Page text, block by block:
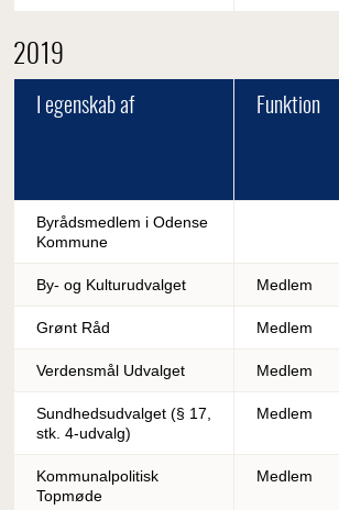
2019
I egenskab af Funktion
Byrådsmedlem i Odense
Kommune
By- og Kulturudvalget Medlem
Grønt Råd Medlem
Verdensmål Udvalget Medlem
Sundhedsudvalget (§ 17,
stk. 4-udvalg)
Medlem
Kommunalpolitisk
Topmøde
Medlem